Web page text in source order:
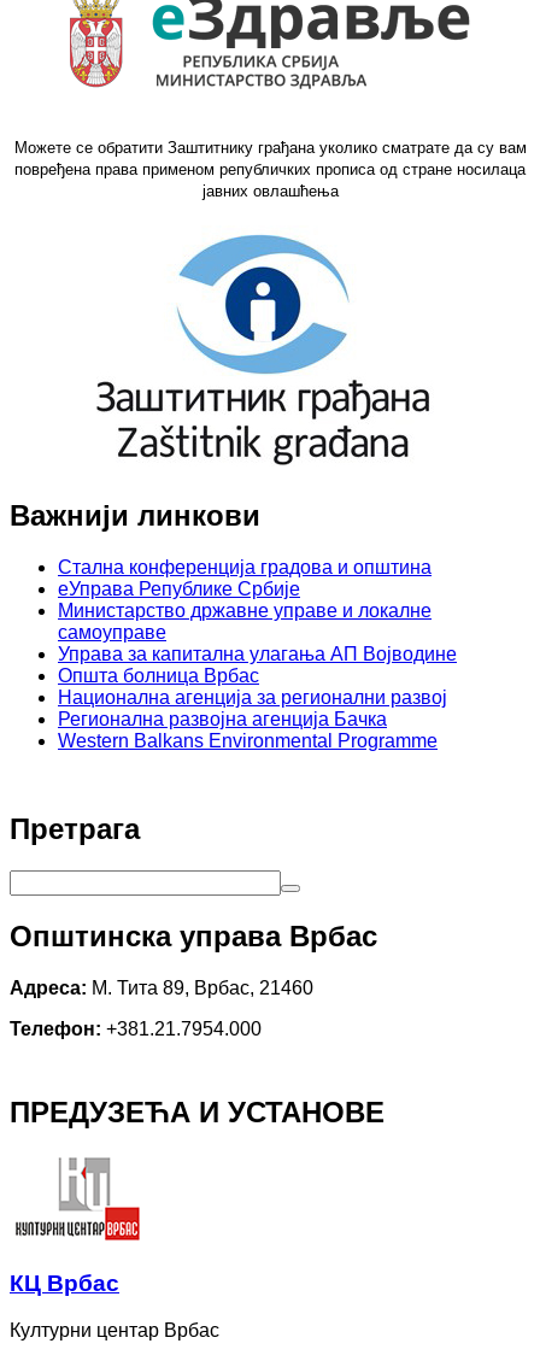
Можете се обратити Заштитнику грађана уколико сматрате да су вам
повређена права применом републичких прописа од стране носилаца
јавних овлашћења
Важнији линкови
Стална конференција градова и општина
еУправа Републике Србије
Министарство државне управе и локалне
самоуправе
Управа за капитална улагања АП Војводине
Општа болница Врбас
Национална агенција за регионални развој
Регионална развојна агенција Бачка
Western Balkans Environmental Programme
Претрага
Општинска управа Врбас
Адреса: М. Тита 89, Врбас, 21460
Телефон: +381.21.7954.000
ПРЕДУЗЕЋА И УСТАНОВЕ
КЦ Врбас
Културни центар Врбас